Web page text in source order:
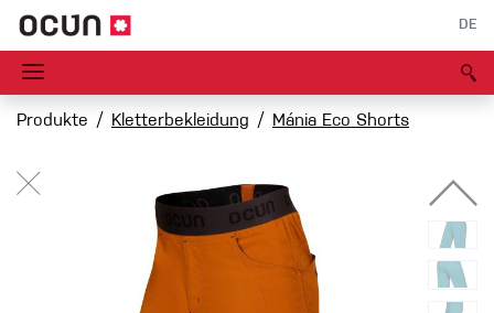
DE
Produkte Kletterbekleidung Mánia Eco Shorts